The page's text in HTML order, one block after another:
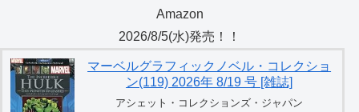
Amazon
2026/8/5(水)発売！！
マーベルグラフィックノベル・コレクショ
ン(119) 2026年 8/19 号 [雑誌]
アシェット・コレクションズ・ジャパン